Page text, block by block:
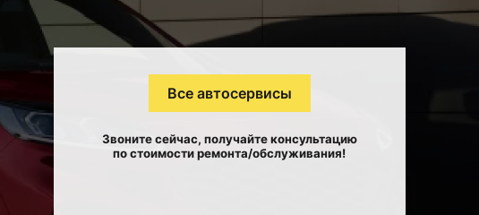
Все автосервисы
Звоните сейчас, получайте консультацию
по стоимости ремонта/обслуживания!